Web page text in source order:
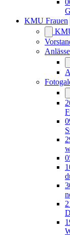
KMU Frauen
Anlässe